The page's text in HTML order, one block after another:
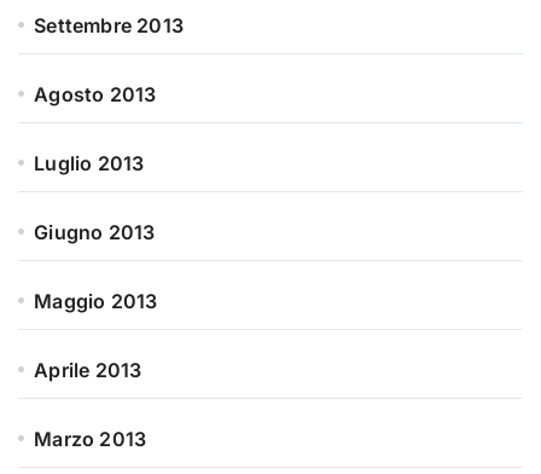
Settembre 2013
Agosto 2013
Luglio 2013
Giugno 2013
Maggio 2013
Aprile 2013
Marzo 2013